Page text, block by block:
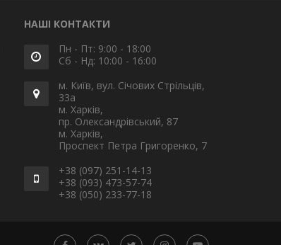
НАШІ КОНТАКТИ
Пн - Пт: 9:00 - 18:00
Сб - Нд: 10:00 - 16:00
м. Київ, вул. Січових Стрільців,
33а
м. Харків,
пр. Олександрівський, 87
м. Харків,
Проспект Петра Григоренко, 7
+38 (097) 251-14-13
+38 (093) 473-57-74
+38 (050) 233-77-18